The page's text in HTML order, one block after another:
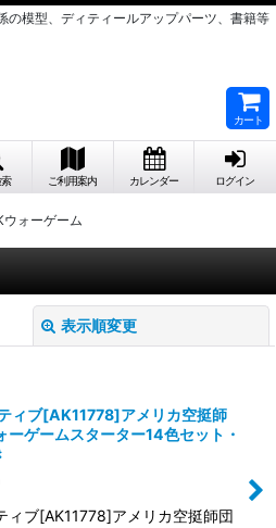
の模型、ディティールアップパーツ、書籍等
カート
ご利用案内 カレンダー ログイン
ウォーゲーム
表示順変更
ィブ[AK11778]アメリカ空挺師
ゲームスターター14色セット・
ィブ[AK11778]アメリカ空挺師団